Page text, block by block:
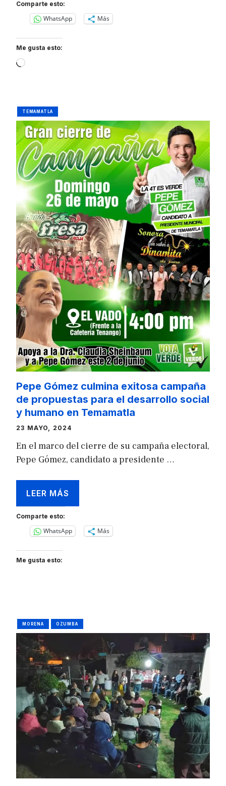
Comparte esto:
WhatsApp Más
Me gusta esto:
Loading…
TEMAMATLA
Pepe Gómez culmina exitosa campaña
de propuestas para el desarrollo social
y humano en Temamatla
23 MAYO, 2024
En el marco del cierre de su campaña electoral,
Pepe Gómez, candidato a presidente …
LEER MÁS
Comparte esto:
WhatsApp Más
Me gusta esto:
MORENA OZUMBA